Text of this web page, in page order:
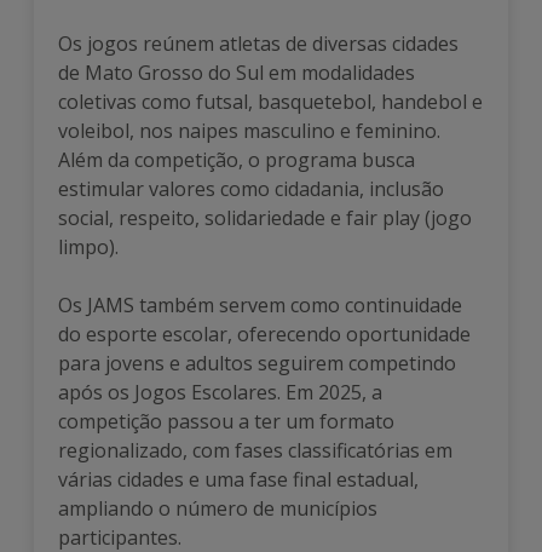
Os jogos reúnem atletas de diversas cidades
de Mato Grosso do Sul em modalidades
coletivas como futsal, basquetebol, handebol e
voleibol, nos naipes masculino e feminino.
Além da competição, o programa busca
estimular valores como cidadania, inclusão
social, respeito, solidariedade e fair play (jogo
limpo).
Os JAMS também servem como continuidade
do esporte escolar, oferecendo oportunidade
para jovens e adultos seguirem competindo
após os Jogos Escolares. Em 2025, a
competição passou a ter um formato
regionalizado, com fases classificatórias em
várias cidades e uma fase final estadual,
ampliando o número de municípios
participantes.